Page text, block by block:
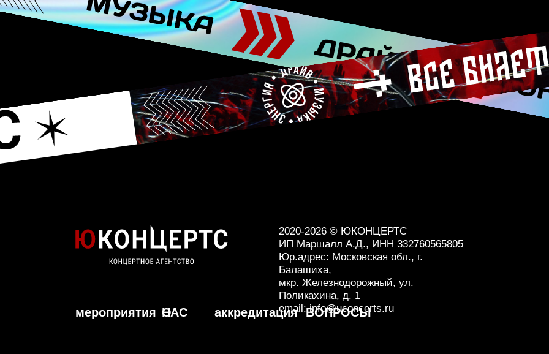
мероприятия О НАС аккредитация ВОПРОСЫ
2020-2026 © ЮКОНЦЕРТС
ИП Маршалл А.Д., ИНН 332760565805
Юр.адрес: Московская обл., г.
Балашиха,
мкр. Железнодорожный, ул.
Поликахина, д. 1
email: info@uconcerts.ru